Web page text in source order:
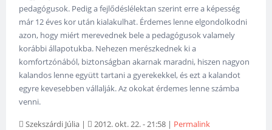
pedagógusok. Pedig a fejlődéslélektan szerint erre a képesség
már 12 éves kor után kialakulhat. Érdemes lenne elgondolkodni
azon, hogy miért merevednek bele a pedagógusok valamely
korábbi állapotukba. Nehezen merészkednek ki a
komfortzónából, biztonságban akarnak maradni, hiszen nagyon
kalandos lenne együtt tartani a gyerekekkel, és ezt a kalandot
egyre kevesebben vállalják. Az okokat érdemes lenne számba
venni.
Szekszárdi Júlia | 2012. okt. 22. - 21:58 | Permalink